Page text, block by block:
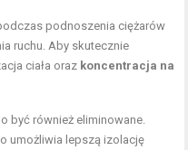
podnoszenia ciężarów
ruchu. Aby skutecznie
ciała oraz koncentracja na
być również eliminowane.
umożliwia lepszą izolację